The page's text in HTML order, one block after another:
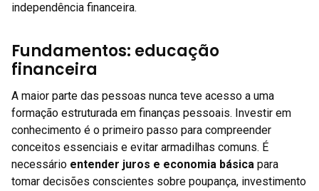
independência financeira.
Fundamentos: educação
financeira
A maior parte das pessoas nunca teve acesso a uma
formação estruturada em finanças pessoais. Investir em
conhecimento é o primeiro passo para compreender
conceitos essenciais e evitar armadilhas comuns. É
necessário entender juros e economia básica para
tomar decisões conscientes sobre poupança, investimento